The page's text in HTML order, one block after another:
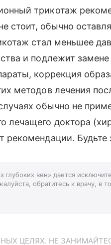
трикотаж
стоит, обычно
стал меньшее
и подлежит
коррекция
методов лечения
обычно не
лечащего доктора
рекомендации.
глубоких вен» дается
обратитесь к врачу, в
ЦЕЛЯХ. НЕ